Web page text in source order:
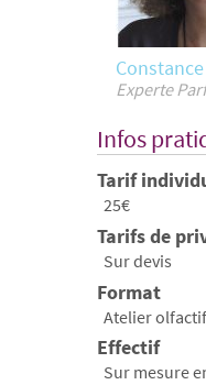
Experte
Infos
Tarif
25€
Tarifs de
Sur devis
Format
Atelier olfactif
Effectif
Sur mesure